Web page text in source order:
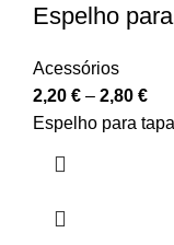
Espelho
Acessórios
2,20 € – 2,80 €
Espelho para